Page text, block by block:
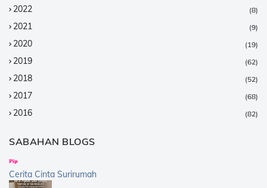
2022 (8)
2021 (9)
2020 (19)
2019 (62)
2018 (52)
2017 (68)
2016 (82)
2014
2013
2012
SABAHAN BLOGS
Cerita Cinta Surirumah